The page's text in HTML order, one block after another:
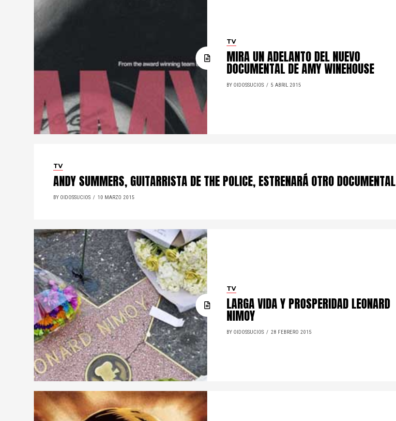
TV
MIRA UN ADELANTO DEL NUEVO
DOCUMENTAL DE AMY WINEHOUSE
BY OIDOSSUCIOS 5 ABRIL 2015
TV
ANDY SUMMERS, GUITARRISTA DE THE POLICE, ESTRENARÁ OTRO DOCUMENTAL
BY OIDOSSUCIOS 10 MARZO 2015
TV
LARGA VIDA Y PROSPERIDAD LEONARD
NIMOY
BY OIDOSSUCIOS 28 FEBRERO 2015